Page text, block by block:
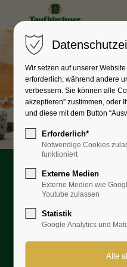
1.
Blick
Allgemeine
Wir setzen auf unserer
erforderlich, während andere
verbessern. Sie können alle
akzeptieren” zustimmen, oder
und diese mit dem Button
Erforderlich*
Notwendige Cookies
funktioniert
Externe Medien
Externe Medien wie
Youtube zulassen
Statistik
Google Analytics und